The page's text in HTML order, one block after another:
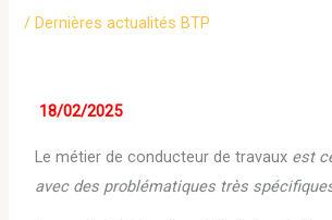
/Dernières actualités BTP
18/02/2025
Le métier de conducteur de travaux est
avec des problématiques très